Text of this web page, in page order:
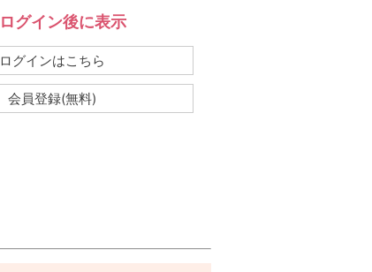
ログイン後に表示
ログインはこちら
会員登録(無料)